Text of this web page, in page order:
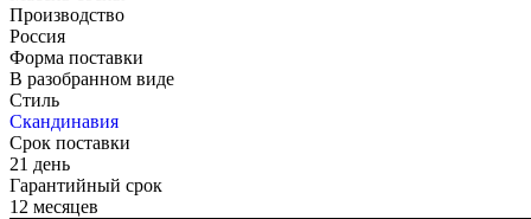
Производство
Россия
Форма поставки
В разобранном виде
Стиль
Скандинавия
Срок поставки
21 день
Гарантийный срок
12 месяцев